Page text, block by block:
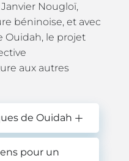
Nougloï,
béninoise, et avec
Ouidah, le projet
aux autres
de Ouidah
pour un